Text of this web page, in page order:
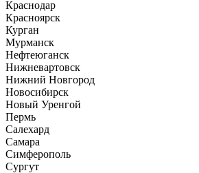
Краснодар
Красноярск
Курган
Мурманск
Нефтеюганск
Нижневартовск
Нижний Новгород
Новосибирск
Новый Уренгой
Пермь
Салехард
Самара
Симферополь
Сургут